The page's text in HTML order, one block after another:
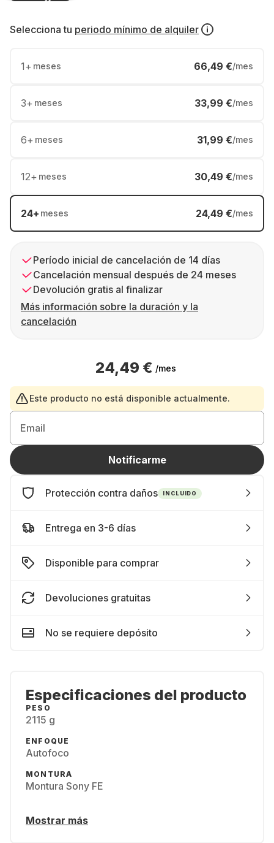
Selecciona tu periodo mínimo de alquiler
1+ meses 66,49 €/mes
3+ meses 33,99 €/mes
6+ meses 31,99 €/mes
12+ meses 30,49 €/mes
24+ meses 24,49 €/mes
Período inicial de cancelación de 14 días
Cancelación mensual después de 24 meses
Devolución gratis al finalizar
Más información sobre la duración y la
cancelación
24,49 € /mes
Este producto no está disponible actualmente.
Email
Notificarme
Protección contra daños INCLUIDO
Entrega en 3-6 días
Disponible para comprar
Devoluciones gratuitas
No se requiere depósito
Especificaciones del producto
PESO
2115 g
ENFOQUE
Autofoco
MONTURA
Montura Sony FE
Mostrar más